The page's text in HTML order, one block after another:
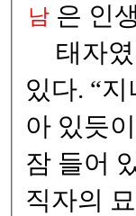
남 은 인생, 어
태자
있다. “지나가는 이여, 나를 기억하라. 지금 그대가 살
아 있듯
잠 들어 있
직자의 묘